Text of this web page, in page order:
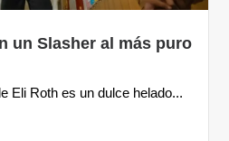
un Slasher al más puro
Eli Roth es un dulce helado...